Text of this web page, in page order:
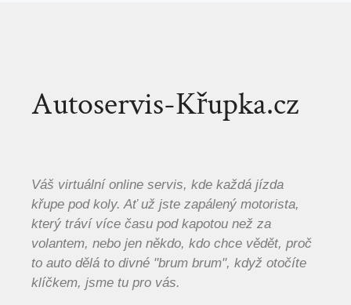
Autoservis-Křupka.cz
Váš virtuální online servis, kde každá jízda
křupe pod koly. Ať už jste zapálený motorista,
který tráví více času pod kapotou než za
volantem, nebo jen někdo, kdo chce vědět, proč
to auto dělá to divné "brum brum", když otočíte
klíčkem, jsme tu pro vás.